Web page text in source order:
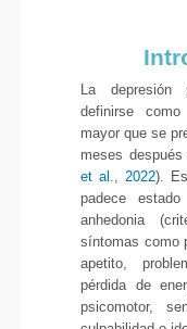
La depresión
definirse
mayor que se
meses
et al., 2022).
padece
anhedonia
síntomas como
apetito,
pérdida de
psicomotor,